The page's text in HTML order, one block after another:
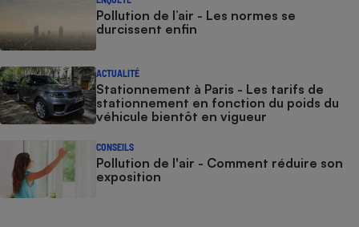
Pollution de l’air - Les normes se
durcissent enfin
ACTUALITÉ
Stationnement à Paris - Les tarifs de
stationnement en fonction du poids du
véhicule bientôt en vigueur
CONSEILS
Pollution de l'air - Comment réduire son
exposition